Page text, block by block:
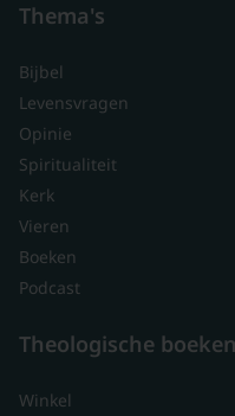
Thema's
Bijbel
Levensvragen
Opinie
Spiritualiteit
Kerk
Vieren
Boeken
Podcast
Theologische boeken
Winkel